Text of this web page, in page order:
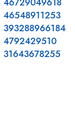
46729049618
46548911253
393288966184
4792429510
31643678255